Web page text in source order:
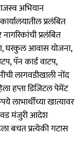
अभियान
प्रलंबित
प्रलंबित
घरकुल आवास योजना,
पॅन कार्ड वाटप,
लागवडीखाली नोंद
हप्ता डिजिटल पेमेंट
लाभार्थींच्या खात्यावर
मंजुरी आदेश
बचत प्रत्येकी गटास